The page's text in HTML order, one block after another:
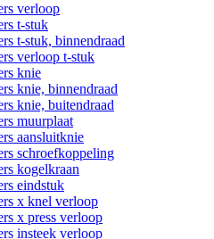
verloop
t-stuk
t-stuk, binnendraad
verloop t-stuk
knie
knie, binnendraad
knie, buitendraad
muurplaat
aansluitknie
schroefkoppeling
kogelkraan
eindstuk
x knel verloop
x press verloop
insteek verloop